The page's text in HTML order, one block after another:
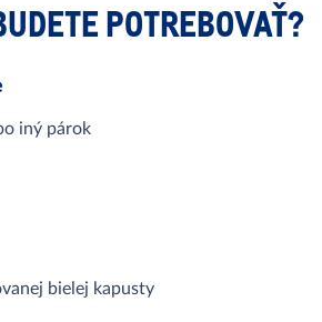
POTREBOVAŤ?
iný párok
bielej kapusty